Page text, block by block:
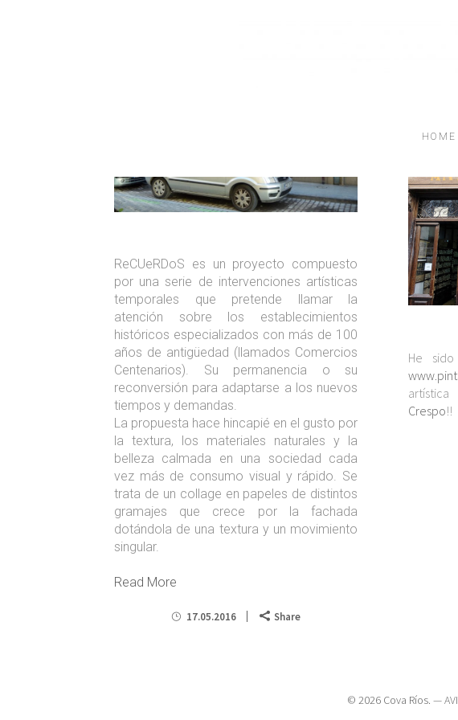
HOME
ReCUeRDoS es un proyecto compuesto
por una serie de intervenciones artísticas
temporales que pretende llamar la
atención sobre los establecimientos
históricos especializados con más de 100
años de antigüedad (llamados Comercios
Centenarios). Su permanencia o su
reconversión para adaptarse a los nuevos
tiempos y demandas.
La propuesta hace hincapié en el gusto por
la textura, los materiales naturales y la
belleza calmada en una sociedad cada
vez más de consumo visual y rápido. Se
trata de un collage en papeles de distintos
gramajes que crece por la fachada
dotándola de una textura y un movimiento
singular.
Read More
17.05.2016 Share
He sido
Crespo!!
© 2026 Cova Ríos. —